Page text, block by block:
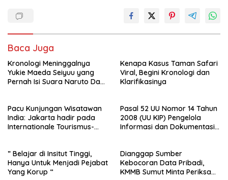
Baca Juga
Kronologi Meninggalnya
Yukie Maeda Seiyuu yang
Pernah Isi Suara Naruto Dan
Kenapa Kasus Taman Safari
Viral, Begini Kronologi dan
Klarifikasinya
Pacu Kunjungan Wisatawan
India: Jakarta hadir pada
Internationale Tourismus-
Pasal 52 UU Nomor 14 Tahun
2008 (UU KIP) Pengelola
Informasi dan Dokumentasi :
” Belajar di Insitut Tinggi,
Hanya Untuk Menjadi Pejabat
Yang Korup “
Dianggap Sumber
Kebocoran Data Pribadi,
KMMB Sumut Minta Periksa